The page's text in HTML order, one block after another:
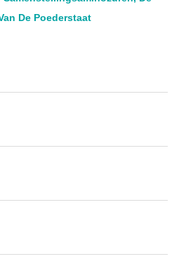
De Poederstaat